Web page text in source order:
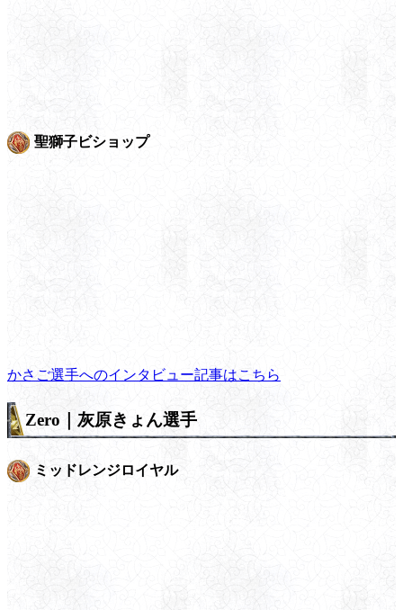
聖獅子ビショップ
かさご選手へのインタビュー記事はこちら
Zero｜灰原きょん選手
ミッドレンジロイヤル